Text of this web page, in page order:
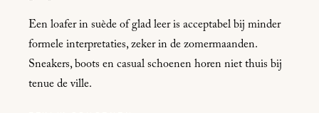
Een loafer in suède of glad leer is acceptabel bij minder
formele interpretaties, zeker in de zomermaanden.
Sneakers, boots en casual schoenen horen niet thuis bij
tenue de ville.